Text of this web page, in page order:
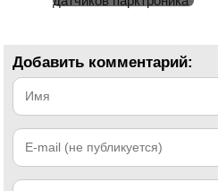
Добавить комментарий: